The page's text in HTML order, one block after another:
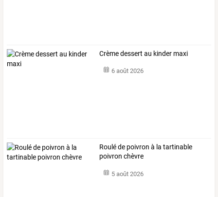
Crème dessert au kinder maxi
6 août 2026
Roulé de poivron à la tartinable
poivron chèvre
5 août 2026